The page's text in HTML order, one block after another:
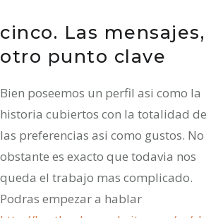
cinco. Las mensajes,
otro punto clave
Bien poseemos un perfil asi­ como la
historia cubiertos con la totalidad de
las preferencias asi­ como gustos. No
obstante es exacto que todavia nos
queda el trabajo mas complicado.
Podras empezar a hablar